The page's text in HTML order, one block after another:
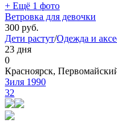
+ Ещё 1 фото
Ветровка для девочки
300 руб.
Дети растут/Одежда и
23 дня
0
Красноярск,
Зиля 1990
32